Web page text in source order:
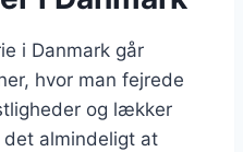
i Danmark går
hvor man fejrede
og lækker
almindeligt at